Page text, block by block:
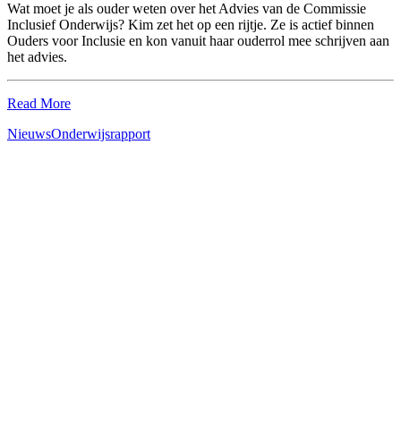
Wat moet je als ouder weten over het Advies van de Commissie
Inclusief Onderwijs? Kim zet het op een rijtje. Ze is actief binnen
Ouders voor Inclusie en kon vanuit haar ouderrol mee schrijven aan
het advies.
Read More
NieuwsOnderwijsrapport